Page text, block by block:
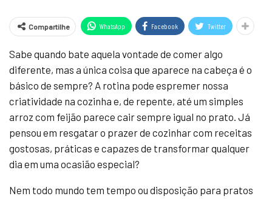
Compartilhe WhatsApp Facebook Twitter
Sabe quando bate aquela vontade de comer algo
diferente, mas a única coisa que aparece na cabeça é o
básico de sempre? A rotina pode espremer nossa
criatividade na cozinha e, de repente, até um simples
arroz com feijão parece cair sempre igual no prato. Já
pensou em resgatar o prazer de cozinhar com receitas
gostosas, práticas e capazes de transformar qualquer
dia em uma ocasião especial?
Nem todo mundo tem tempo ou disposição para pratos